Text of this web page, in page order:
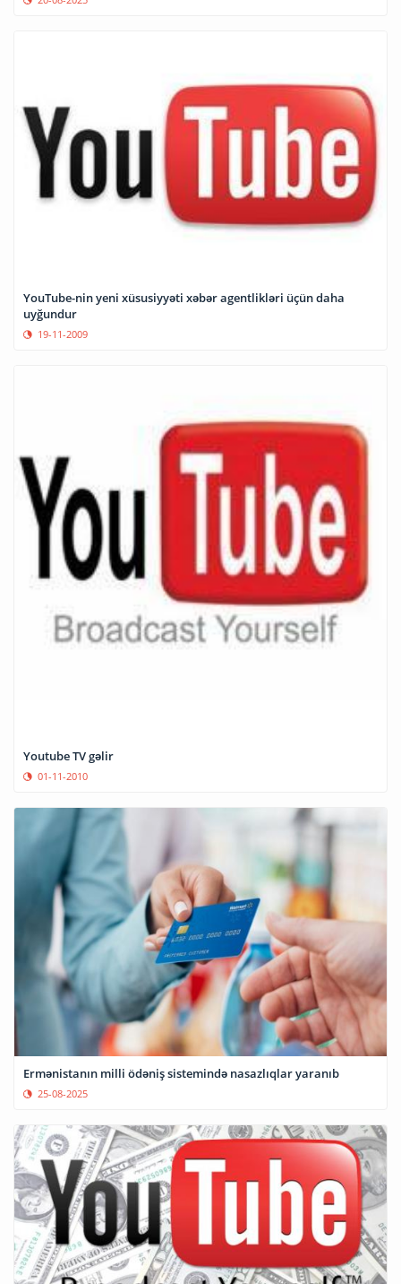
YouTube-nin yeni xüsusiyyəti xəbər agentlikləri üçün daha
uyğundur
19-11-2009
Youtube TV gəlir
01-11-2010
Ermənistanın milli ödəniş sistemində nasazlıqlar yaranıb
25-08-2025